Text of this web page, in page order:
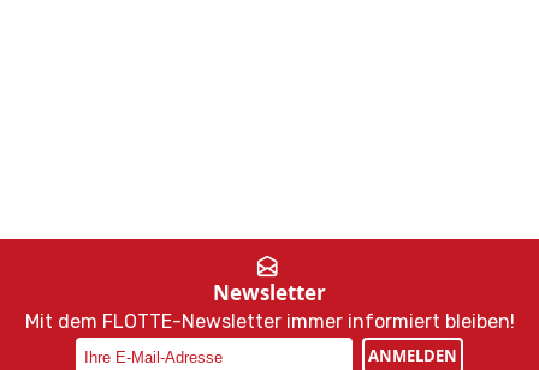
Newsletter
Mit dem FLOTTE-Newsletter immer informiert bleiben!
ANMELDEN